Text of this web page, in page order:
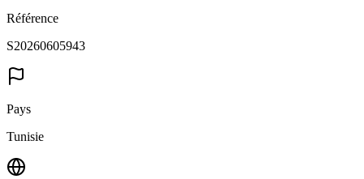
Référence
S20260605943
Pays
Tunisie